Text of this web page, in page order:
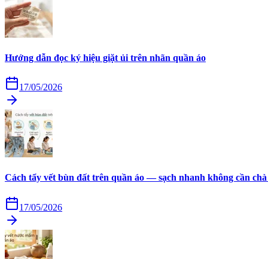
Hướng dẫn đọc ký hiệu giặt ủi trên nhãn quần áo
17/05/2026
Cách tẩy vết bùn đất trên quần áo — sạch nhanh không cần
17/05/2026